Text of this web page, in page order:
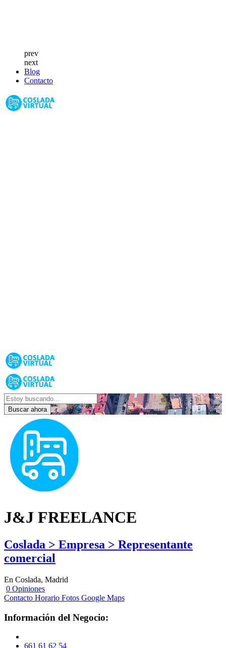
prev
next
Blog
Contacto
Buscar ahora
J&J FREELANCE
Coslada > Empresa > Representante
comercial
En Coslada, Madrid
0 Opiniones
Contacto Horario Fotos Google Maps
Información del Negocio:
661 61 62 54